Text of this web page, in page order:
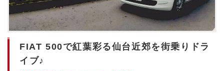
FIAT 500で紅葉彩る仙台近郊を街乗りドラ
イブ♪